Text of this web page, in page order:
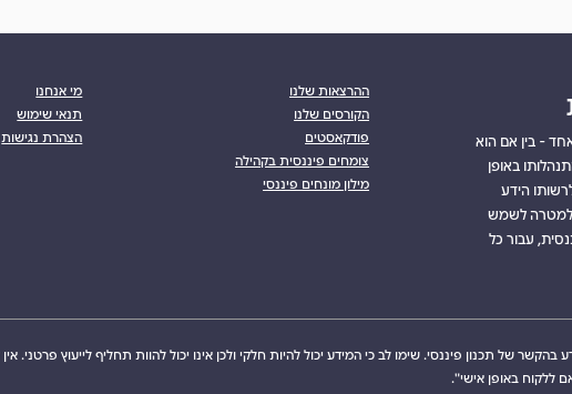
- בין אם הוא
באופן
הידע
למטרה לשמש
עבור כל
ההרצאות שלנו
הקורסים שלנו
פודקאסטים
צומחים פיננסית בקהילה
מילון מונחים פיננסי
מי אנחנו
תנאי שימוש
הצהרת נגישות
של תכנון פיננסי. שימו לב כי המידע יכול להיות חלקי ולכן אינו יכול להוות תחליף לייעוץ פרטני.
ללקוח באופן אישי".